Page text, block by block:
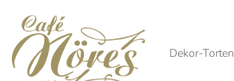
Dekor-Torten